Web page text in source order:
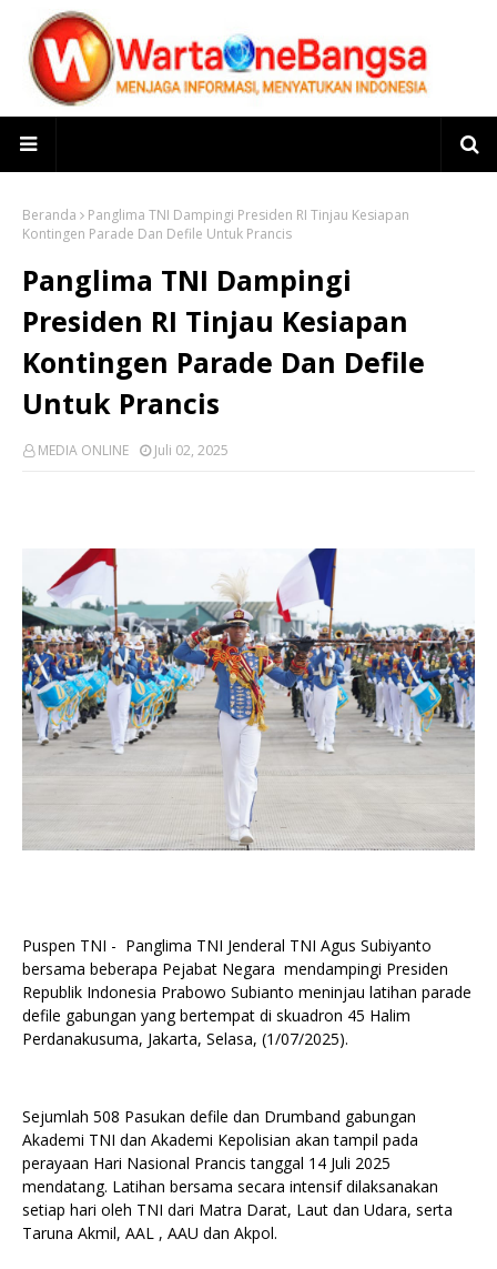
Beranda
Panglima TNI Dampingi Presiden RI Tinjau Kesiapan
Kontingen Parade Dan Defile Untuk Prancis
Panglima TNI Dampingi
Presiden RI Tinjau Kesiapan
Kontingen Parade Dan Defile
Untuk Prancis
MEDIA ONLINE Juli 02, 2025
Puspen TNI - Panglima TNI Jenderal TNI Agus Subiyanto
bersama beberapa Pejabat Negara mendampingi Presiden
Republik Indonesia Prabowo Subianto meninjau latihan parade
defile gabungan yang bertempat di skuadron 45 Halim
Perdanakusuma, Jakarta, Selasa, (1/07/2025).
Sejumlah 508 Pasukan defile dan Drumband gabungan
Akademi TNI dan Akademi Kepolisian akan tampil pada
perayaan Hari Nasional Prancis tanggal 14 Juli 2025
mendatang. Latihan bersama secara intensif dilaksanakan
setiap hari oleh TNI dari Matra Darat, Laut dan Udara, serta
Taruna Akmil, AAL , AAU dan Akpol.